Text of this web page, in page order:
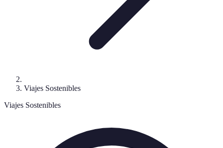
Viajes Sostenibles
Viajes Sostenibles